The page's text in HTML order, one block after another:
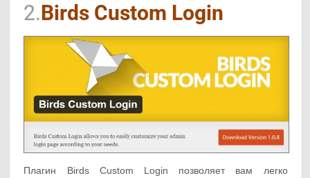
2.Birds Custom Login
Плагин Birds Custom Login позволяет вам легко